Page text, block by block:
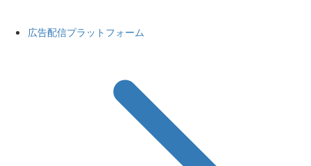
広告配信プラットフォーム